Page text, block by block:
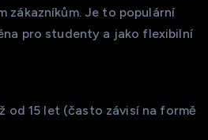
zákazníkům. Je to populární
pro studenty a jako flexibilní
od 15 let (často závisí na formě